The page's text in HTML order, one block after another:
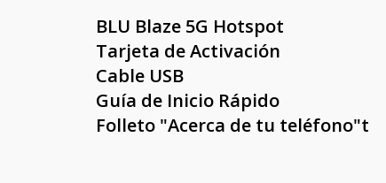
BLU Blaze 5G Hotspot
Tarjeta de Activación
Cable USB
Guía de Inicio Rápido
Folleto "Acerca de tu teléfono"t